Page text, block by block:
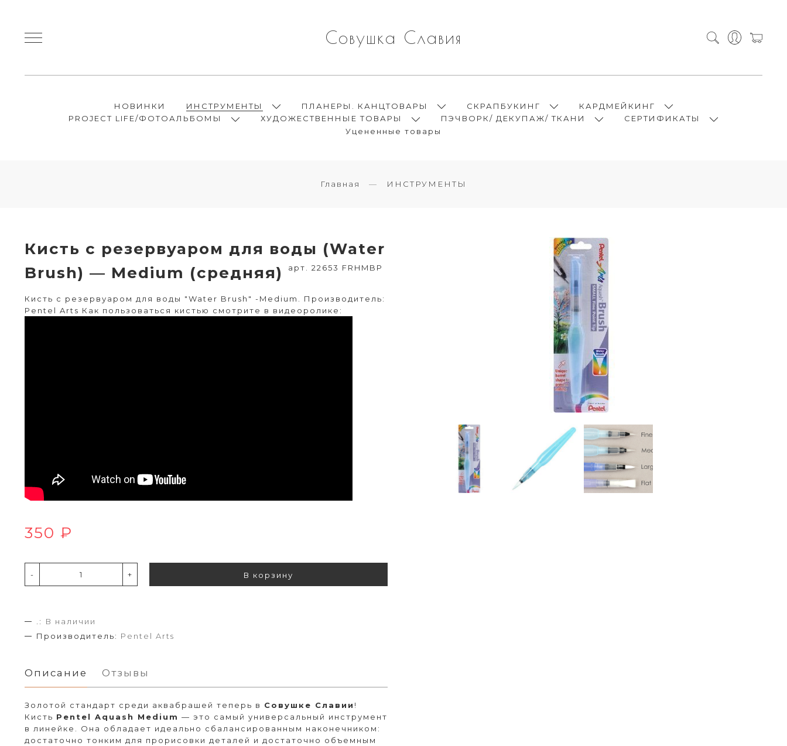
Совушка Славия
НОВИНКИ ИНСТРУМЕНТЫ ПЛАНЕРЫ. КАНЦТОВАРЫ СКРАПБУКИНГ
КАРДМЕЙКИНГ
PROJECT LIFE/ФОТОАЛЬБОМЫ
ХУДОЖЕСТВЕННЫЕ ТОВАРЫ ПЭЧВОРК/ ДЕКУПАЖ/ ТКАНИ
СЕРТИФИКАТЫ
Уцененные товары
Главная ИНСТРУМЕНТЫ
Кисть с резервуаром для воды (Water
Brush) — Medium (средняя)
арт. 22653 FRHMBP
Кисть с резервуаром для воды "Water Brush" -Medium. Производитель:
Pentel Arts Как пользоваться кистью смотрите в видеоролике:
350 ₽
- + В корзину
.:
В наличии
Производитель: Pentel Arts
Описание Отзывы
Золотой стандарт среди аквабрашей теперь в Совушке Славии !
Кисть Pentel Aquash Medium — это самый универсальный инструмент
в линейке. Она обладает идеально сбалансированным наконечником:
достаточно тонким для прорисовки деталей и достаточно объемным